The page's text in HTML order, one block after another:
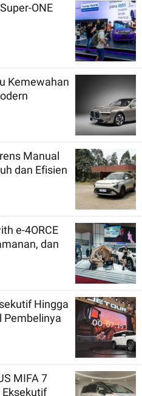
ONE
Kemewahan
Manual
dan Efisien
e-4ORCE
dan
Hingga
Pembelinya
MIFA 7